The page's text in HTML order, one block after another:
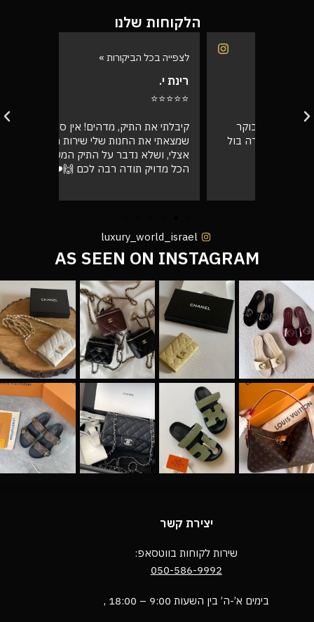
הלקוחות שלנו
לצפייה בכל הביקורות »
קיבלתי את התיק, מדהים! אין ספק
שמצאתי את החנות שלי שירות מעל הכל
אצלי, ושלא נדבר על התיק המעלף הזה.
הכל מדויק תודה רבה לכם 🙌❤️
luxury_world_israel
AS SEEN ON INSTAGRAM
יצירת קשר
שירות לקוחות בווטסאפ:
050-586-9992
בימים א’-ה’ בין השעות 9:00 – 18:00 ,